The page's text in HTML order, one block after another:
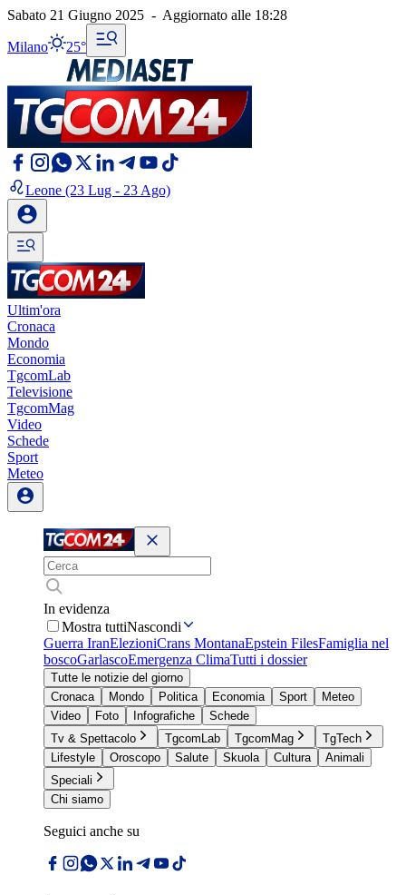
Sabato 21 Giugno 2025 - Aggiornato alle 18:28
Milano 25°
Leone (23 Lug - 23 Ago)
Ultim'ora
Cronaca
Mondo
Economia
TgcomLab
Televisione
TgcomMag
Video
Schede
Sport
Meteo
In evidenza
Mostra tuttiNascondi
Guerra IranElezioniCrans MontanaEpstein FilesFamiglia nel
boscoGarlascoEmergenza ClimaTutti i dossier
Tutte le notizie del giorno
Cronaca
Mondo Politica Economia Sport
Meteo
Video
Foto Infografiche
Schede
Tv & Spettacolo
TgcomLab TgcomMag
TgTech
Lifestyle
Oroscopo Salute Skuola Cultura
Animali
Speciali
Chi siamo
Seguici anche su